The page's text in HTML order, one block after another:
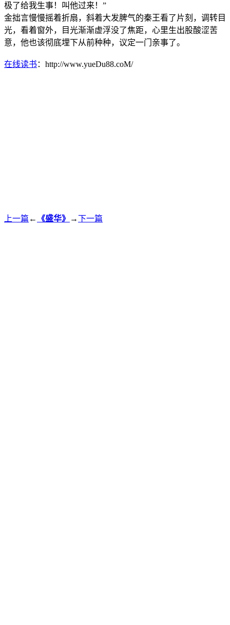
极了给我生事！叫他过来！”
金拙言慢慢摇着折扇，斜着大发脾气的秦王看了片刻，调转目
光，看着窗外，目光渐渐虚浮没了焦距，心里生出股酸涩苦
意，他也该彻底埋下从前种种，议定一门亲事了。
在线读书 ：http://www.yueDu88.coM/
上一篇 ← 《盛华》 →下一篇